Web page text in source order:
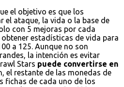
el objetivo es que los
el ataque, la vida o la base de
con 5 mejoras por cada
estadísticas de vida para
a 125. Aunque no son
la intención es evitar
Stars puede convertirse en
el restante de las monedas de
fichas de cada uno de los